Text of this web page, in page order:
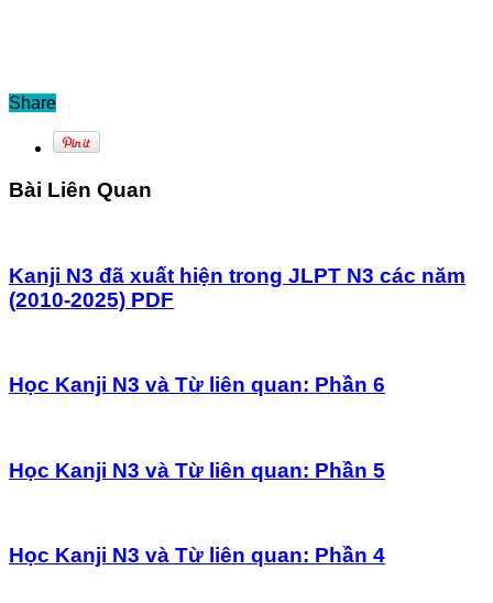
Share
Bài Liên Quan
Kanji N3 đã xuất hiện trong JLPT N3 các năm
(2010-2025) PDF
Học Kanji N3 và Từ liên quan: Phần 6
Học Kanji N3 và Từ liên quan: Phần 5
Học Kanji N3 và Từ liên quan: Phần 4